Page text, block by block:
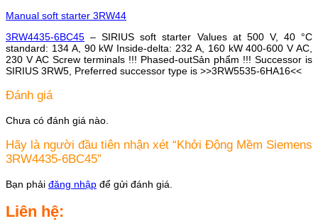
Manual soft starter 3RW44
3RW4435-6BC45 – SIRIUS soft starter Values at 500 V, 40 °C
standard: 134 A, 90 kW Inside-delta: 232 A, 160 kW 400-600 V AC,
230 V AC Screw terminals !!! Phased-outSản phẩm !!! Successor is
SIRIUS 3RW5, Preferred successor type is >>3RW5535-6HA16<<
Đánh giá
Chưa có đánh giá nào.
Hãy là người đầu tiên nhận xét “Khởi Động Mềm Siemens
3RW4435-6BC45”
Bạn phải đăng nhập để gửi đánh giá.
Liên hệ: